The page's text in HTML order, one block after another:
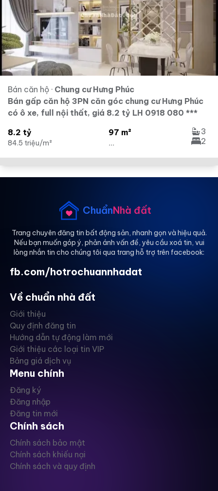
Bán căn hộ · Chung cư Hưng Phúc
Bán gấp căn hộ 3PN căn góc chung cư Hưng Phúc
có ô xe, full nội thất, giá 8.2 tỷ LH 0918 080 ***
8.2 tỷ
84.5 triệu/m²
97 m²
...
3
2
ChuẩnNhà đất
Trang chuyên đăng tin bất động sản, nhanh gọn và hiệu quả.
Nếu bạn muốn góp ý, phản ánh vấn đề, yêu cầu xoá tin, vui
lòng nhắn tin cho chúng tôi qua trang hỗ trợ trên facebook:
fb.com/hotrochuannhadat
Về chuẩn nhà đất
Giới thiệu
Quy định đăng tin
Hướng dẫn tự động làm mới
Giới thiệu các loại tin VIP
Bảng giá dịch vụ
Menu chính
Đăng ký
Đăng nhập
Đăng tin mới
Chính sách
Chính sách bảo mật
Chính sách khiếu nại
Chính sách và quy định